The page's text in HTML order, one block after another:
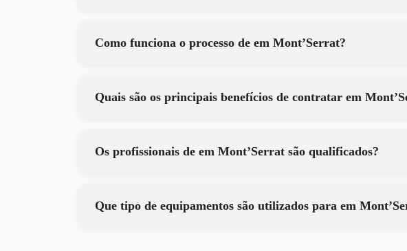
Como funciona o processo de em Mont’Serrat?
Quais são os principais benefícios de
Os profissionais de em Mont’Serrat são qualificados?
Que tipo de equipamentos são utilizados